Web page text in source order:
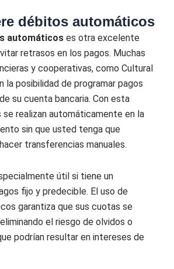
débitos automáticos
automáticos es otra excelente
retrasos en los pagos. Muchas
y cooperativas, como Cultural
la posibilidad de programar pagos
su cuenta bancaria. Con esta
se realizan automáticamente en la
sin que usted tenga que
transferencias manuales.
útil si tiene un
fijo y predecible. El uso de
garantiza que sus cuotas se
el riesgo de olvidos o
podrían resultar en intereses de